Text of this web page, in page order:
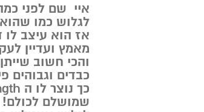
איי שם לפני
לגלוש כמו שהוא
אז הוא עיצב
מאמץ ועדיין
והכי חשוב
כבדים וגבוהים
שמושלם לכולם!